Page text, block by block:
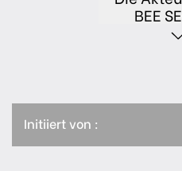
BEE
Initiiert von :